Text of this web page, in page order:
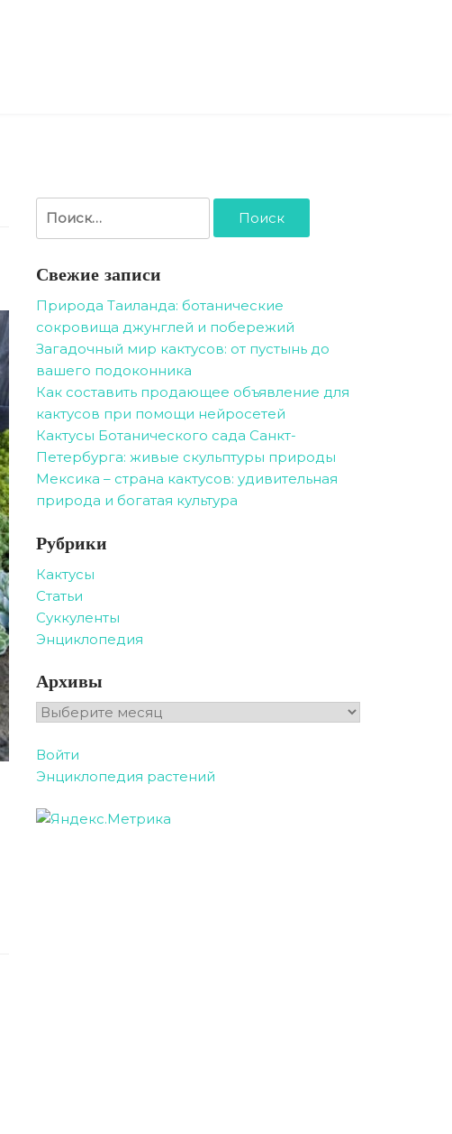
Свежие записи
Природа Таиланда: ботанические
сокровища джунглей и побережий
Загадочный мир кактусов: от пустынь до
вашего подоконника
Как составить продающее объявление для
кактусов при помощи нейросетей
Кактусы Ботанического сада Санкт-
Петербурга: живые скульптуры природы
Мексика – страна кактусов: удивительная
природа и богатая культура
Рубрики
Кактусы
Статьи
Суккуленты
Энциклопедия
Архивы
Архивы
Войти
Энциклопедия растений